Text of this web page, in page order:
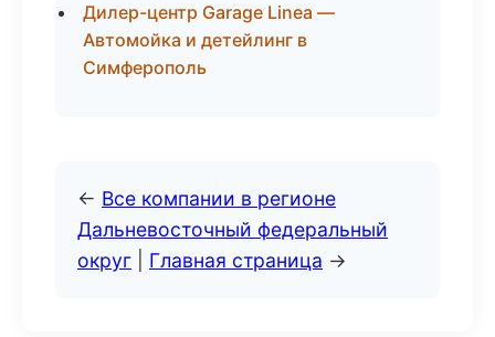
Дилер-центр Garage Linea —
Автомойка и детейлинг в
Симферополь
← Все компании в регионе
Дальневосточный федеральный
округ
Главная страница →